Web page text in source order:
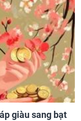
giàu sang bạt